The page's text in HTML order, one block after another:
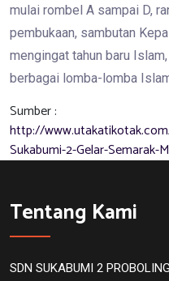
mulai rombel A sampai D,
pembukaan, sambutan
mengingat tahun baru
berbagai lomba-lomba
Sumber :
http://
Sukabumi-2-Gelar-Semarak-
Tentang Kami
SDN SUKABUMI 2